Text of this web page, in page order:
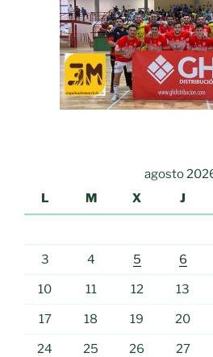
agosto
L
M X J
3 4 5 6
10 11 12 13
17 18 19 20
24 25 26 27